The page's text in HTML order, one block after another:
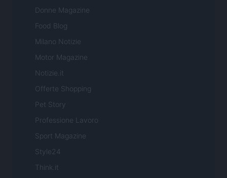
Donne Magazine
Food Blog
Milano Notizie
Motor Magazine
Notizie.it
Offerte Shopping
Pet Story
Professione Lavoro
Sport Magazine
Style24
Think.it